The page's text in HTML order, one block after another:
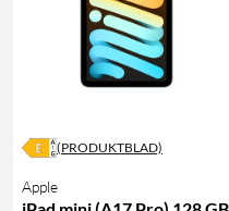
(PRODUKTBLAD)
Apple